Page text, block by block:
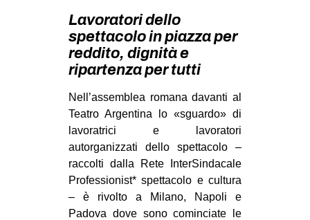
MSM
STUDENTI TSUNAMI
ZAM
MOBILITAZIONI
SPAZI
SPORT POPOLARE
MOVIMENTI
AMBIENTE
Lavoratori dello
spettacolo in piazza per
reddito, dignità e
ripartenza per tutti
Nell’assemblea romana davanti al
Teatro Argentina lo «sguardo» di
lavoratrici e lavoratori
autorganizzati dello spettacolo –
raccolti dalla Rete InterSindacale
Professionist* spettacolo e cultura
– è rivolto a Milano, Napoli e
Padova dove sono cominciate le